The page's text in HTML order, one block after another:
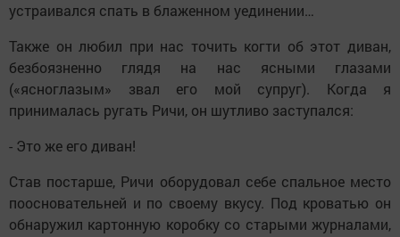
устраивался спать в блаженном уединении…
Также он любил при нас точить когти об этот диван,
безбоязненно глядя на нас ясными глазами
(«ясноглазым» звал его мой супруг). Когда я
принималась ругать Ричи, он шутливо заступался:
- Это же его диван!
Став постарше, Ричи оборудовал себе спальное место
поосновательней и по своему вкусу. Под кроватью он
обнаружил картонную коробку со старыми журналами,